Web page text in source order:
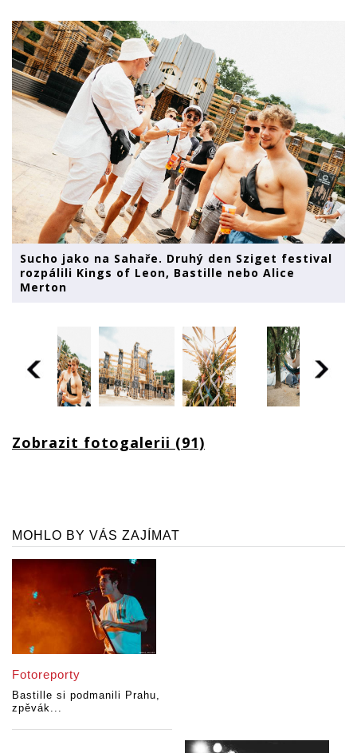
Sucho jako na Sahaře. Druhý den Sziget festival
rozpálili Kings of Leon, Bastille nebo Alice
Merton
Zobrazit fotogalerii (91)
MOHLO BY VÁS ZAJÍMAT
Fotoreporty
Bastille si podmanili Prahu,
zpěvák...